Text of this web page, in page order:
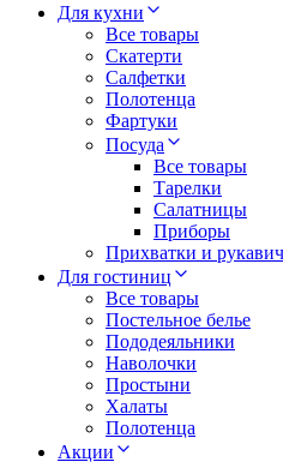
Для кухни
Все товары
Скатерти
Салфетки
Полотенца
Фартуки
Посуда
Все товары
Тарелки
Салатницы
Приборы
Прихватки и
Для гостиниц
Все товары
Постельное белье
Пододеяльники
Наволочки
Простыни
Халаты
Полотенца
Акции